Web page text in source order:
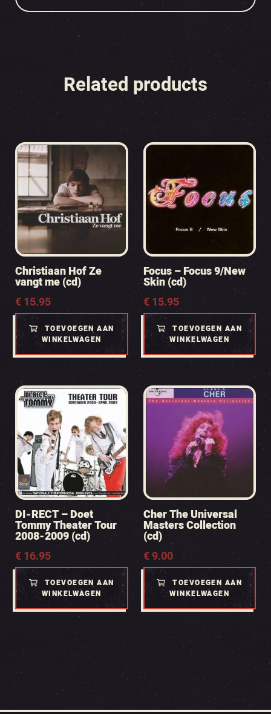
Related products
Christiaan Hof Ze
vangt me (cd)
€15.95
TOEVOEGEN AAN
WINKELWAGEN
Focus – Focus 9/New
Skin (cd)
€15.95
TOEVOEGEN AAN
WINKELWAGEN
DI-RECT – Doet
Tommy Theater Tour
2008-2009 (cd)
€16.95
TOEVOEGEN AAN
WINKELWAGEN
Cher The Universal
Masters Collection
(cd)
€9.00
TOEVOEGEN AAN
WINKELWAGEN